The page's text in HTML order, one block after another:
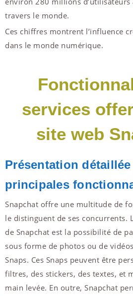
travers le monde.
Ces chiffres montrent l’influence
dans le monde numérique.
services
site web
Présentation
principales
Snapchat offre une multitude de
le distinguent de ses concurrents.
de Snapchat est la possibilité de
sous forme de photos ou de
Snaps. Ces Snaps peuvent être
filtres, des stickers, des textes, et
main levée. En outre, Snapchat